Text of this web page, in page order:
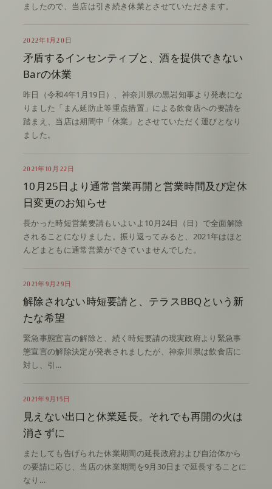
ましたので、当店は引き続き休業とさせていただきます。
2022年1月20日
矛盾するインセンティブと、酒を提供できない
Barの休業
昨日（令和4年1月19日）、神奈川県の黒岩知事より発表にな
りました「まん延防止等重点措置」による飲食店への要請を
踏まえ、当店は期間中「休業」とさせていただく運びとなり
ました。
2021年10月22日
10月25日より通常営業再開と営業時間及び定休
日変更のお知らせ
長かった時短営業要請もいよいよ10月24日（日）で全面解除
されることになりました。振り返ってみると、2021年はほと
んどまともに通常営業ができていませんでした。
2021年9月29日
解除されない時短要請と、テラスBBQという新
たな希望
緊急事態宣言の解除と、続く時短要請の現実政府より緊急事
態宣言の解除決定が発表されましたが、神奈川県は飲食店に
対し、引…
2021年9月15日
見えない出口と休業延長。それでも再開の火は
消さずに
またしても告げられた休業期間の延長政府および自治体から
の要請に応じ、当店の休業期間を9月30日まで延長することに
なり…